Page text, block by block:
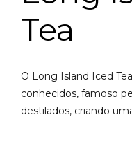
Tea
O Long Island Iced
conhecidos, famoso
destilados, criando